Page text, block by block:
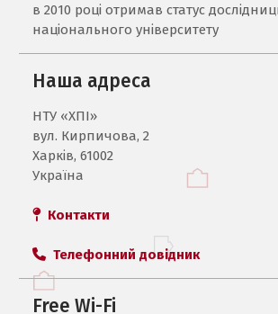
в 2010 році отримав статус
національного університету
Наша адреса
НТУ «ХПI»
вул. Кирпичова, 2
Харків, 61002
Україна
Контакти
Телефонний довідник
Free Wi-Fi